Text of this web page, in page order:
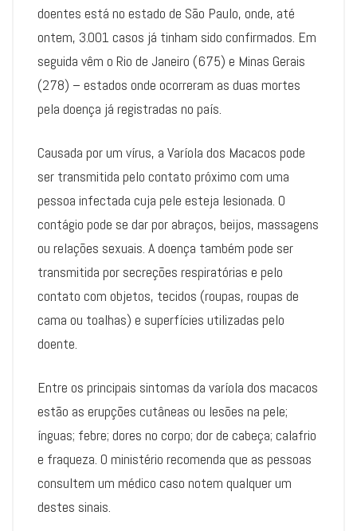
doentes está no estado de São Paulo, onde, até
ontem, 3.001 casos já tinham sido confirmados. Em
seguida vêm o Rio de Janeiro (675) e Minas Gerais
(278) – estados onde ocorreram as duas mortes
pela doença já registradas no país.
Causada por um vírus, a Varíola dos Macacos pode
ser transmitida pelo contato próximo com uma
pessoa infectada cuja pele esteja lesionada. O
contágio pode se dar por abraços, beijos, massagens
ou relações sexuais. A doença também pode ser
transmitida por secreções respiratórias e pelo
contato com objetos, tecidos (roupas, roupas de
cama ou toalhas) e superfícies utilizadas pelo
doente.
Entre os principais sintomas da varíola dos macacos
estão as erupções cutâneas ou lesões na pele;
ínguas; febre; dores no corpo; dor de cabeça; calafrio
e fraqueza. O ministério recomenda que as pessoas
consultem um médico caso notem qualquer um
destes sinais.